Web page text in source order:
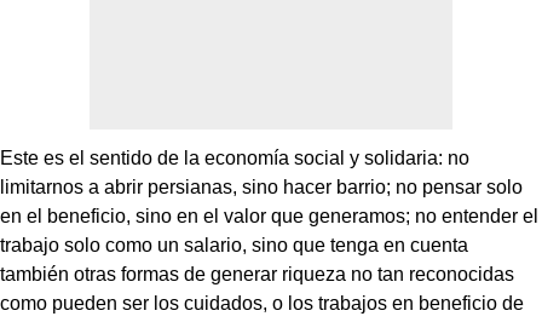
Este es el sentido de la economía social y solidaria: no
limitarnos a abrir persianas, sino hacer barrio; no pensar solo
en el beneficio, sino en el valor que generamos; no entender el
trabajo solo como un salario, sino que tenga en cuenta
también otras formas de generar riqueza no tan reconocidas
como pueden ser los cuidados, o los trabajos en beneficio de